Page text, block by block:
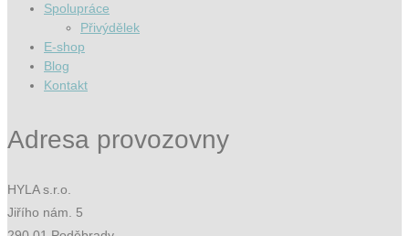
Spolupráce
Přivýdělek
E-shop
Blog
Kontakt
Adresa provozovny
HYLA s.r.o.
Jiřího nám. 5